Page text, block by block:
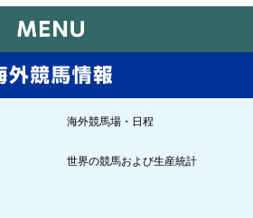
海外競馬場・日程
世界の競馬および生産統計